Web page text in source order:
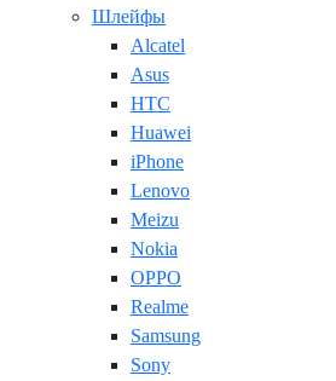
Шлейфы
Alcatel
Asus
HTC
Huawei
iPhone
Lenovo
Meizu
Nokia
OPPO
Realme
Samsung
Sony